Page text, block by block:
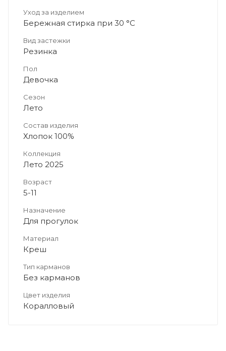
Уход за изделием
Бережная стирка при 30 °C
Вид застежки
Резинка
Пол
Девочка
Сезон
Лето
Состав изделия
Хлопок 100%
Коллекция
Лето 2025
Возраст
5-11
Назначение
Для прогулок
Материал
Креш
Тип карманов
Без карманов
Цвет изделия
Коралловый